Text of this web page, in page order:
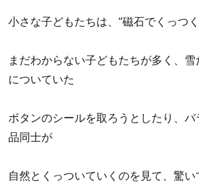
小さな子どもたちは、”磁石でくっつ
まだわからない子どもたちが多く、
についていた
ボタンのシールを取ろうとしたり、
品同士が
自然とくっついていくのを見て、驚